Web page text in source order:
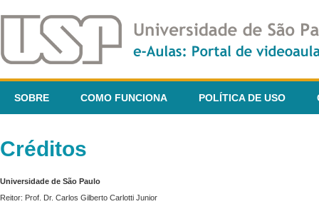
SOBRE COMO FUNCIONA POLÍTICA DE USO
Créditos
Universidade de São Paulo
Reitor: Prof. Dr. Carlos Gilberto Carlotti Junior